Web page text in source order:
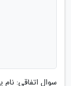
سوال اتفاقی: